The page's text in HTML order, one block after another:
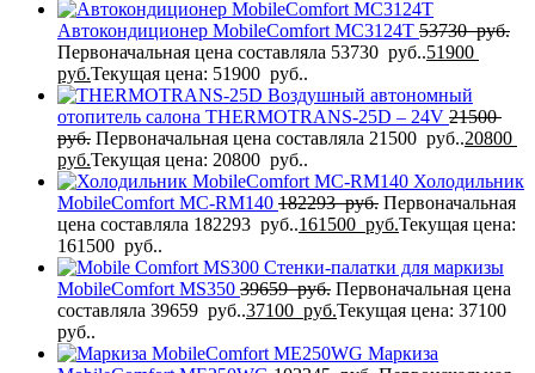
Автокондиционер MobileComfort MC3124T 53730руб.
Первоначальная цена составляла 53730 руб..51900
руб.Текущая цена: 51900 руб..
Воздушный автономный
отопитель салона THERMOTRANS-25D – 24V 21500
руб. Первоначальная цена составляла 21500 руб..20800
руб.Текущая цена: 20800 руб..
Холодильник
MobileComfort MC-RM140 182293руб. Первоначальная
цена составляла 182293 руб..161500 руб.Текущая цена:
161500 руб..
Стенки-палатки для маркизы
MobileComfort MS350 39659руб. Первоначальная цена
составляла 39659 руб..37100 руб.Текущая цена: 37100
руб..
Маркиза